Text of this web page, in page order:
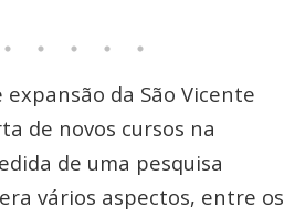
da São Vicente
de novos cursos na
de uma pesquisa
vários aspectos, entre os